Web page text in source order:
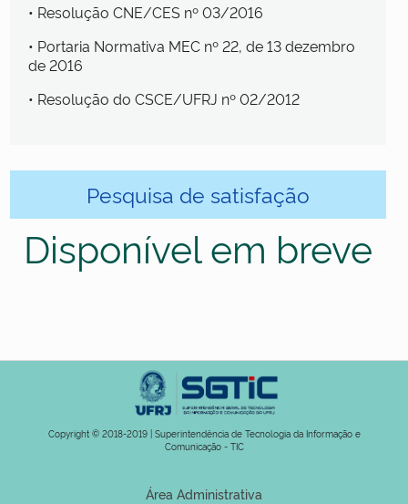
• Resolução CNE/CES nº 03/2016
• Portaria Normativa MEC nº 22, de 13 dezembro
de 2016
• Resolução do CSCE/UFRJ nº 02/2012
Pesquisa de satisfação
Disponível em breve
Copyright © 2018-2019 | Superintendência de Tecnologia da Informação e
Comunicação - TIC
Área Administrativa